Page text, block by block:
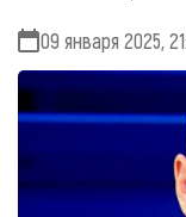
09 января 2025,